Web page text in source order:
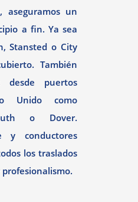
aseguramos un
a fin. Ya sea
Stansted o City
También
desde puertos
Unido como
o Dover.
y conductores
los traslados